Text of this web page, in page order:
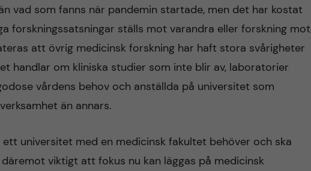
vad som fanns när pandemin startade, men det har kostat
forskningssatsningar ställs mot varandra eller forskning mot
att övrig medicinsk forskning har haft stora svårigheter
handlar om kliniska studier som inte blir av, laboratorier
vårdens behov och anställda på universitet som
än annars.
universitet med en medicinsk fakultet behöver och ska
viktigt att fokus nu kan läggas på medicinsk